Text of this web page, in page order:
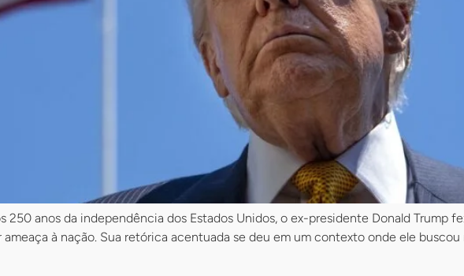
250 anos da independência dos Estados Unidos, o ex-presidente Donald Trump
à nação. Sua retórica acentuada se deu em um contexto onde ele buscou